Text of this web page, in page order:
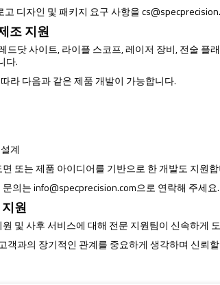
고 디자인 및 패키지 요구 사항을
조 지원
드닷 사이트, 라이플 스코프, 레이저 장비, 전술
다.
라 다음과 같은 제품 개발이 가능합니다.
계
또는 제품 아이디어를 기반으로 한 개발도 지원
문의는info@specprecision.com으로 연락해 주세요.
원
및 사후 서비스에 대해 전문 지원팀이 신속하게
객과의 장기적인 관계를 중요하게 생각하며 신뢰